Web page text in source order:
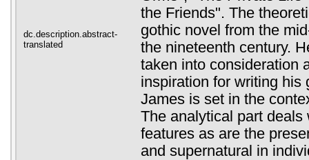
dc.description.abstract-
translated
the Friends". The
gothic novel from the
the nineteenth century.
taken into consideration
inspiration for writing his
James is set in the
The analytical part
features as are the
and supernatural in